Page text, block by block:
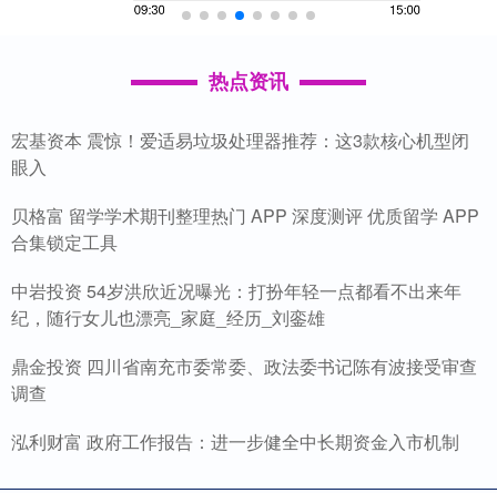
热点资讯
宏基资本 震惊！爱适易垃圾处理器推荐：这3款核心机型闭
眼入
贝格富 留学学术期刊整理热门 APP 深度测评 优质留学 APP
合集锁定工具
中岩投资 54岁洪欣近况曝光：打扮年轻一点都看不出来年
纪，随行女儿也漂亮_家庭_经历_刘銮雄
鼎金投资 四川省南充市委常委、政法委书记陈有波接受审查
调查
泓利财富 政府工作报告：进一步健全中长期资金入市机制